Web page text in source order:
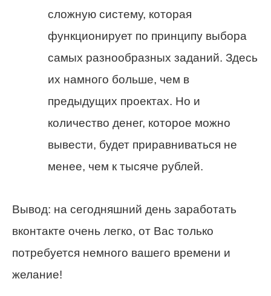
сложную систему, которая
функционирует по принципу выбора
самых разнообразных заданий. Здесь
их намного больше, чем в
предыдущих проектах. Но и
количество денег, которое можно
вывести, будет приравниваться не
менее, чем к тысяче рублей.
Вывод: на сегодняшний день заработать
вконтакте очень легко, от Вас только
потребуется немного вашего времени и
желание!